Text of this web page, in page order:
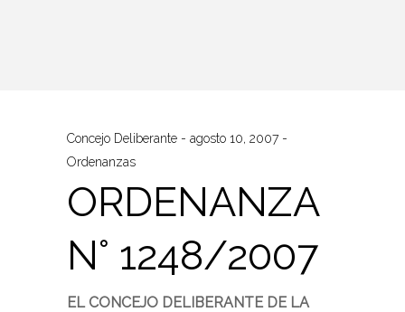
Concejo Deliberante
agosto 10, 2007
Ordenanzas
ORDENANZA
N° 1248/2007
EL CONCEJO DELIBERANTE DE LA